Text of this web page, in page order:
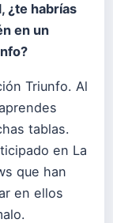
¿te habrías
en un
Triunfo. Al
tablas.
en La
que han
en ellos